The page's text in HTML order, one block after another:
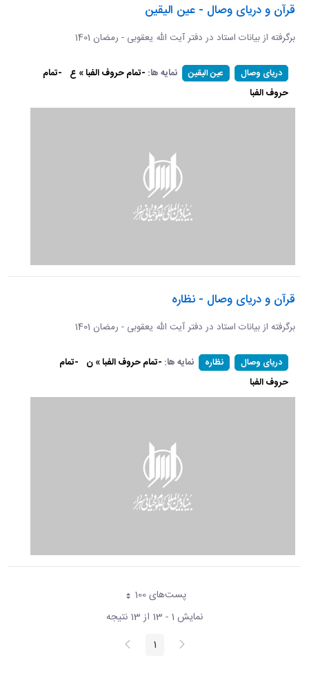
قرآن و دریای وصال - عین الیقین
برگرفته از بیانات استاد در دفتر آیت الله یعقوبی - رمضان 1401
دریای وصال عین الیقین نمایه ها: -تمام حروف الفبا » ع -تمام
حروف الفبا
قرآن و دریای وصال - نظاره
برگرفته از بیانات استاد در دفتر آیت الله یعقوبی - رمضان 1401
دریای وصال نظاره نمایه ها: -تمام حروف الفبا » ن -تمام
حروف الفبا
پست‌‌های 100هر صفحه
نمایش 1 - 13 از 13 نتیجه
پیغام
قبلی صفحه1 صفحه
بعد